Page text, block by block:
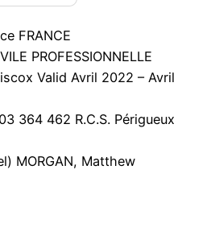
FRANCE
PROFESSIONNELLE
Valid Avril 2022 – Avril
364 462 R.C.S. Périgueux
MORGAN, Matthew